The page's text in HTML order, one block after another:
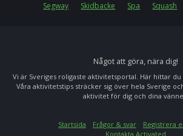
Segway Skidbacke Spa Squash
Något att göra, nära dig!
Vi är Sveriges roligaste aktivitetsportal. Här hittar du
Våra aktivitetstips sträcker sig över hela Sverige
aktivitet för dig och dina
Startsida Frågor & svar
Registrera
Kontakta Activated